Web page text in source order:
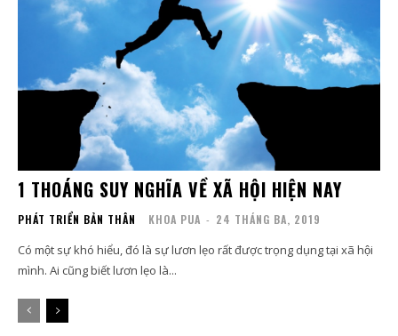
1 THOÁNG SUY NGHĨA VỀ XÃ HỘI HIỆN NAY
PHÁT TRIỂN BẢN THÂN KHOA PUA - 24 THÁNG BA, 2019
Có một sự khó hiểu, đó là sự lươn lẹo rất được trọng dụng tại xã hội
mình. Ai cũng biết lươn lẹo là...